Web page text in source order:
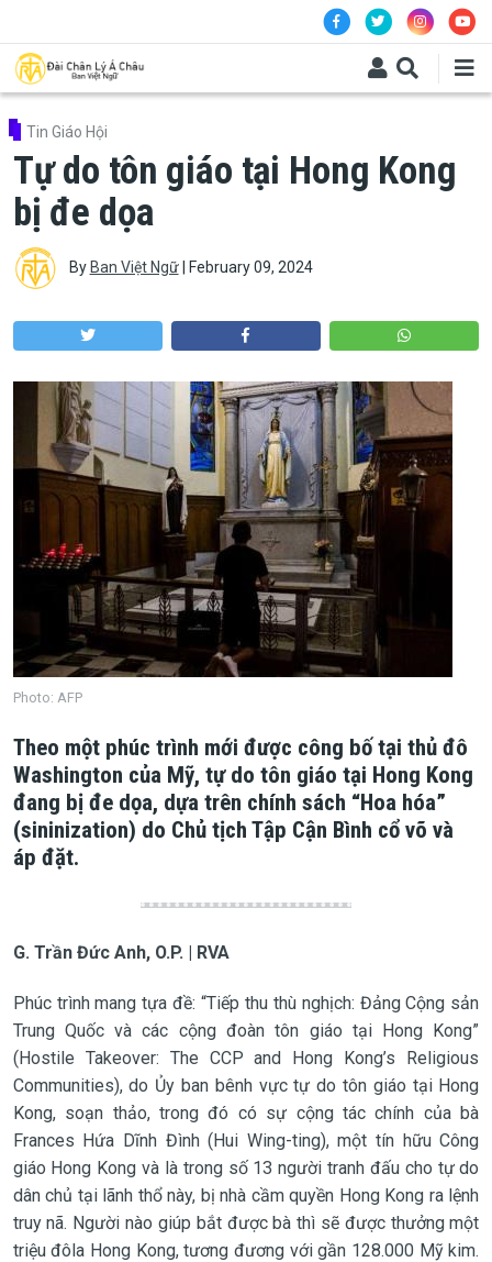
Tin Giáo Hội
Tự do tôn giáo tại Hong Kong
bị đe dọa
By Ban Việt Ngữ| February 09, 2024
Photo: AFP
Theo một phúc trình mới được công bố tại thủ đô
Washington của Mỹ, tự do tôn giáo tại Hong Kong
đang bị đe dọa, dựa trên chính sách “Hoa hóa”
(sininization) do Chủ tịch Tập Cận Bình cổ võ và
áp đặt.
G. Trần Đức Anh, O.P. | RVA
Phúc trình mang tựa đề: “Tiếp thu thù nghịch: Đảng Cộng sản
Trung Quốc và các cộng đoàn tôn giáo tại Hong Kong”
(Hostile Takeover: The CCP and Hong Kong’s Religious
Communities), do Ủy ban bênh vực tự do tôn giáo tại Hong
Kong, soạn thảo, trong đó có sự cộng tác chính của bà
Frances Hứa Dĩnh Đình (Hui Wing-ting), một tín hữu Công
giáo Hong Kong và là trong số 13 người tranh đấu cho tự do
dân chủ tại lãnh thổ này, bị nhà cầm quyền Hong Kong ra lệnh
truy nã. Người nào giúp bắt được bà thì sẽ được thưởng một
triệu đôla Hong Kong, tương đương với gần 128.000 Mỹ kim.